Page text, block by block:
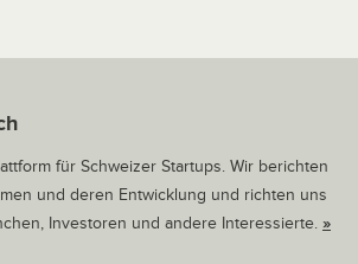
für Schweizer Startups. Wir berichten
und deren Entwicklung und richten uns
Investoren und andere Interessierte. »